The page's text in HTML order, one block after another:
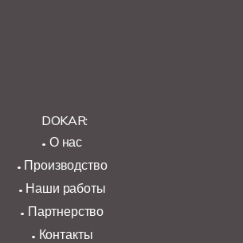
DOKAR:
О нас
Производство
Наши работы
Партнерство
Контакты